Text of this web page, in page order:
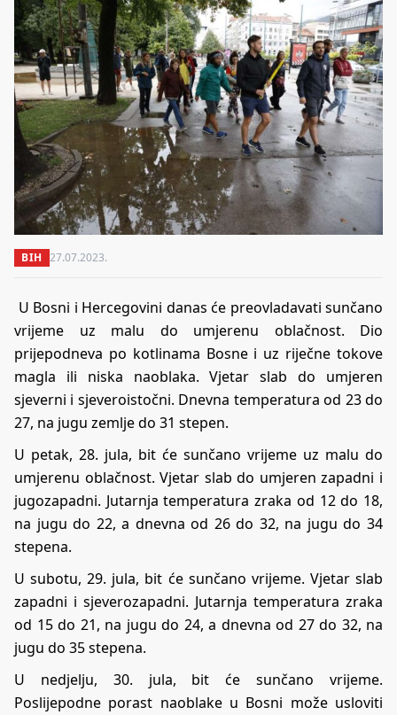
BIH 27.07.2023.
U Bosni i Hercegovini danas će preovladavati sunčano
vrijeme uz malu do umjerenu oblačnost. Dio
prijepodneva po kotlinama Bosne i uz riječne tokove
magla ili niska naoblaka. Vjetar slab do umjeren
sjeverni i sjeveroistočni. Dnevna temperatura od 23 do
27, na jugu zemlje do 31 stepen.
U petak, 28. jula, bit će sunčano vrijeme uz malu do
umjerenu oblačnost. Vjetar slab do umjeren zapadni i
jugozapadni. Jutarnja temperatura zraka od 12 do 18,
na jugu do 22, a dnevna od 26 do 32, na jugu do 34
stepena.
U subotu, 29. jula, bit će sunčano vrijeme. Vjetar slab
zapadni i sjeverozapadni. Jutarnja temperatura zraka
od 15 do 21, na jugu do 24, a dnevna od 27 do 32, na
jugu do 35 stepena.
U nedjelju, 30. jula, bit će sunčano vrijeme.
Poslijepodne porast naoblake u Bosni može usloviti